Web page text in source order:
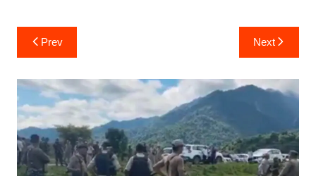
Post
navigation
Prev Next